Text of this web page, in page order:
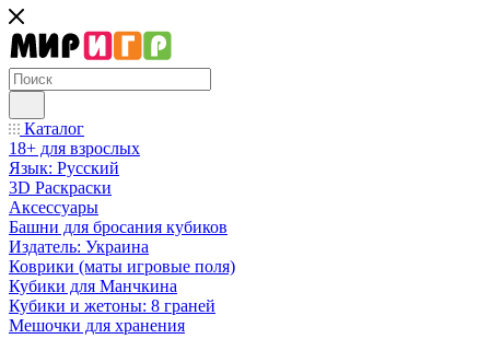
Каталог
18+ для взрослых
Язык: Русский
3D Раскраски
Аксессуары
Башни для бросания кубиков
Издатель: Украина
Коврики (маты игровые поля)
Кубики для Манчкина
Кубики и жетоны: 8 граней
Мешочки для хранения